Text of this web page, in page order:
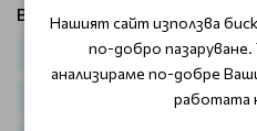
Виж продукти от
Шампоани За всеки
Против пърхот / Чувствителен
Нашият сайт използва
по-добро пазаруване.
анализираме по-добре
работата